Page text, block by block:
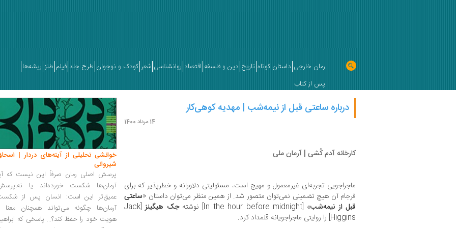
رمان خارجی داستان کوتاه تاریخ دین و فلسفه اقتصاد روانشناسی شعر کودک و نوجوان طرح جلد فیلم طنز ریشه‌ها
پس از کتاب
درباره ساعتی قبل از نیمه‌شب | مهدیه کوهی‌کار
14 مرداد 1400
کارخانه‌ آدم کُشی | آرمان ملی
ماجراجویی تجربه‌ای غیرمعمول و مهیج است، مسئولیتی دلاورانه و خطرپذیر که برای
فرجام آن هیچ تضمینی نمی‌توان متصور شد. از همین منظر می‌توان داستان «ساعتی
قبل از نیمه‌شب» [In the hour before midnight] نوشته‌ جک هیگینز [Jack
Higgins] را روایتی ماجراجویانه قلمداد کرد.
خوانشی تحلیلی از آینه‌های دردار |
شیروانی
پرسش اصلی رمان صرفاً این نیست که
آرمان‌ها شکست خورده‌اند یا
عمیق‌تر این است: انسان پس از
آرمان‌ها چگونه می‌تواند همچنان معنا
هویت خود را حفظ کند؟... پاسخی که